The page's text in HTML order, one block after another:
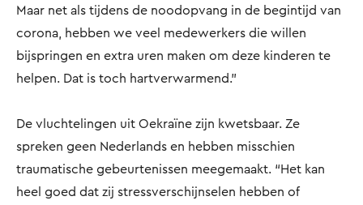
Maar net als tijdens de noodopvang in de begintijd van
corona, hebben we veel medewerkers die willen
bijspringen en extra uren maken om deze kinderen te
helpen. Dat is toch hartverwarmend.”
De vluchtelingen uit Oekraïne zijn kwetsbaar. Ze
spreken geen Nederlands en hebben misschien
traumatische gebeurtenissen meegemaakt. “Het kan
heel goed dat zij stressverschijnselen hebben of